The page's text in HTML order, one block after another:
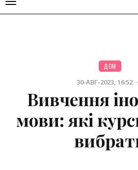
Открыть
меню
ДОМ
30-АВГ-2023, 16:52
Вивчення
мови: які